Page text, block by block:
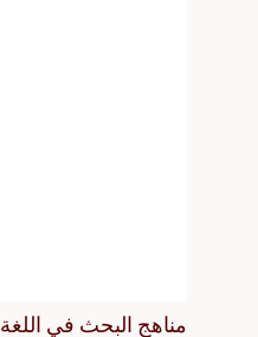
مناهج البحث في اللغة